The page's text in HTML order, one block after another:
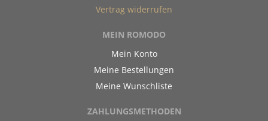
Vertrag widerrufen
MEIN ROMODO
Mein Konto
Meine Bestellungen
Meine Wunschliste
ZAHLUNGSMETHODEN